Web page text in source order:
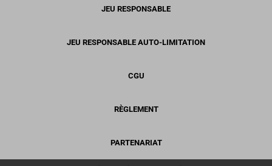
JEU RESPONSABLE
JEU RESPONSABLE AUTO-LIMITATION
CGU
RÈGLEMENT
PARTENARIAT